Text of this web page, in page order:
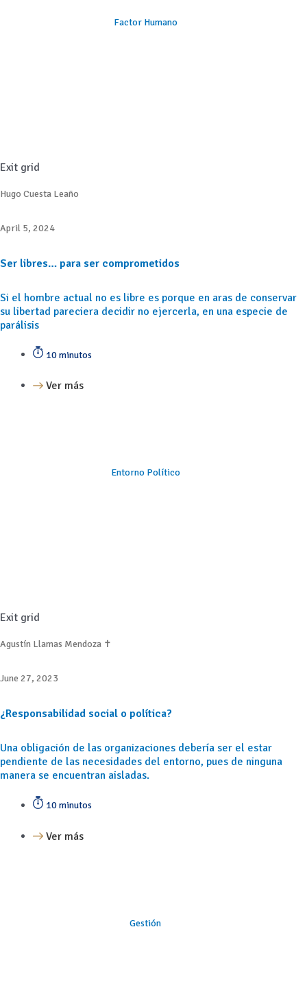
Factor Humano
Exit grid
Hugo Cuesta Leaño
April 5, 2024
Ser libres… para ser comprometidos
Si el hombre actual no es libre es porque en aras de conservar
su libertad pareciera decidir no ejercerla, en una especie de
parálisis
10 minutos
Ver más
Entorno Político
Exit grid
Agustín Llamas Mendoza ✝
June 27, 2023
¿Responsabilidad social o política?
Una obligación de las organizaciones debería ser el estar
pendiente de las necesidades del entorno, pues de ninguna
manera se encuentran aisladas.
10 minutos
Ver más
Gestión